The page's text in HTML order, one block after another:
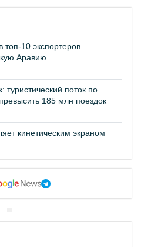
топ-10 экспортеров
Аравию
туристический поток по
185 млн поездок
кинетическим экраном